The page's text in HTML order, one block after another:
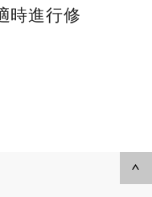
時進行修